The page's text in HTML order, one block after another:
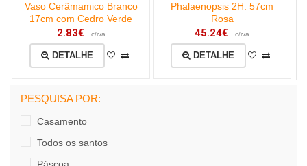
Vaso Cerâmamico Branco
17cm com Cedro Verde
2.83€ c/iva
DETALHE
Phalaenopsis 2H. 57cm
Rosa
45.24€ c/iva
DETALHE
PESQUISA POR:
Casamento
Todos os santos